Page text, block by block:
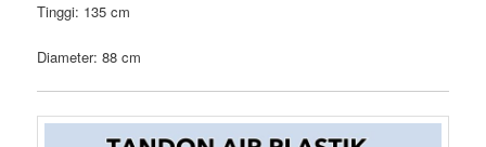
Tinggi: 135 cm
Diameter: 88 cm